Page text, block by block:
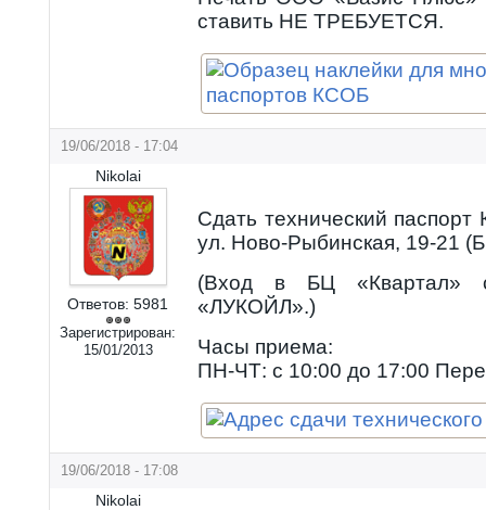
ставить НЕ ТРЕБУЕТСЯ.
19/06/2018 - 17:04
Nikolai
Ответов: 5981
Зарегистрирован:
15/01/2013
Сдать технический
ул. Ново-Рыбинская, 19-21
(Вход в БЦ «Квартал»
«ЛУКОЙЛ».)
Часы приема:
ПН-ЧТ: с 10:00 до 17:00
19/06/2018 - 17:08
Nikolai